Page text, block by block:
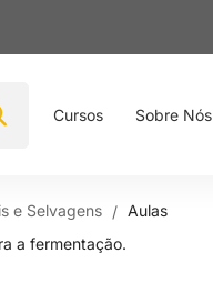
Cursos Sobre Nós
e Selvagens
Aulas
a fermentação.